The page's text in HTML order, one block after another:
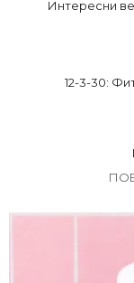
Интересни
12-3-30: